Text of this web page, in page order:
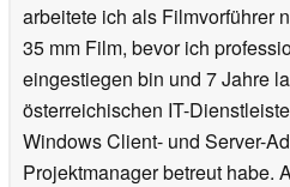
arbeitete ich als Filmvorführer
35 mm Film, bevor ich
eingestiegen bin und 7 Jahre
österreichischen IT-
Windows Client- und Server-
Projektmanager betreut habe.